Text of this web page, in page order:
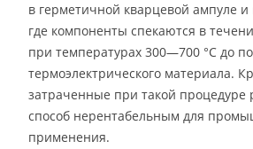
в герметичной кварцевой ампуле
где компоненты спекаются в
при температурах 300—700 °C до
термоэлектрического материала.
затраченные при такой процедуре
способ нерентабельным для
применения.